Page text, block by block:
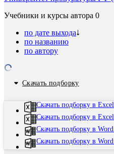
Учебники и курсы автора 0
по дате выхода
по названию
по автору
Скачать подборку
Скачать подборку в
Скачать подборку в
Скачать подборку в
Скачать подборку в